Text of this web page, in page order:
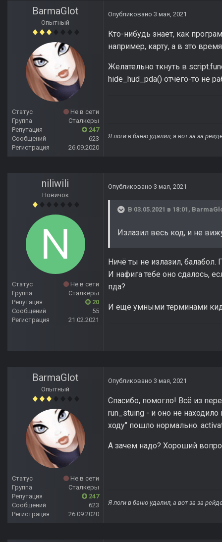
BarmaGlot
Опытный
Статус
Не в сети
Группа
Сталкеры
Репутация
247
Сообщений
623
Регистрация
26.09.2020
Опубликовано 3 мая, 2021
Кто-нибудь знает, как
например, карту, а в это
Желательно ткнуть в
hide_hud_pda() отчего-то не
Я логи в баню удалил, а вот за за
niliwili
Новичок
Статус
Не в сети
Группа
Сталкеры
Репутация
20
Сообщений
55
Регистрация
21.02.2021
Опубликовано 3 мая, 2021
В 03.05.2021 в 18:01,
Излазил весь код, и не
Ничё ты не излазил, балабол.
И нафига тебе оно сдалось,
пда?
И ещё умными терминами
BarmaGlot
Опытный
Статус
Не в сети
Группа
Сталкеры
Репутация
247
Сообщений
623
Регистрация
26.09.2020
Опубликовано 3 мая, 2021
Спасибо, помогло! Всё из
run_stuing - и оно не находило
ходу" пошло нормально.
А зачем надо? Хороший
Я логи в баню удалил, а вот за за